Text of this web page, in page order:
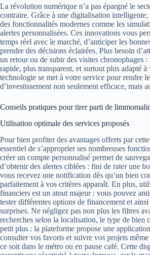
La révolution numérique n’a pas épargné le
contraire. Grâce à une digitalisation
des fonctionnalités modernes comme les
alertes personnalisées. Ces innovations vous
temps réel avec le marché, d’anticiper les
prendre des décisions éclairées. Plus besoin
un retour ou de subir des visites chronophages
rapide, plus transparent, et surtout plus adapté à
technologie se met à votre service pour rendre
d’investissement non seulement efficace, mais
Conseils pratiques pour tirer parti de
Utilisation optimale des services proposés
Pour bien profiter des avantages offerts par
essentiel de s’approprier ses nombreuses
créer un compte personnalisé permet de
d’obtenir des alertes ciblées : fini de rater une
vous recevez une notification dès qu’un bien
parfaitement à vos critères apparaît. En plus,
financiers est un atout majeur : vous pouvez
tester différentes options de financement et
surprises. Ne négligez pas non plus les filtres
recherches selon la localisation, le type de bien
petit plus : la plateforme propose une
consulter vos favoris et suivre vos projets
ce soit dans le métro ou en pause café. Cette